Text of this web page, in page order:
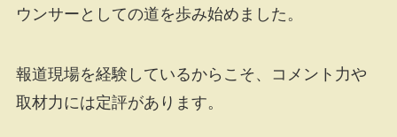
ウンサーとしての道を歩み始めました。
報道現場を経験しているからこそ、コメント力や
取材力には定評があります。